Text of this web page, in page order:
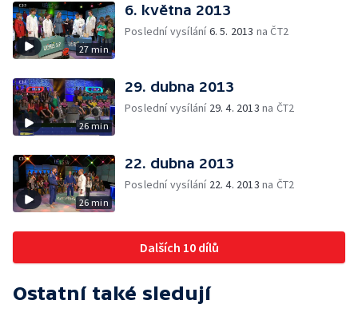
27 min
6. května 2013
Poslední vysílání6. 5. 2013 na ČT2
26 min
29. dubna 2013
Poslední vysílání 29. 4. 2013 na ČT2
26 min
22. dubna 2013
Poslední vysílání 22. 4. 2013 na ČT2
Dalších 10 dílů
Ostatní také sledují